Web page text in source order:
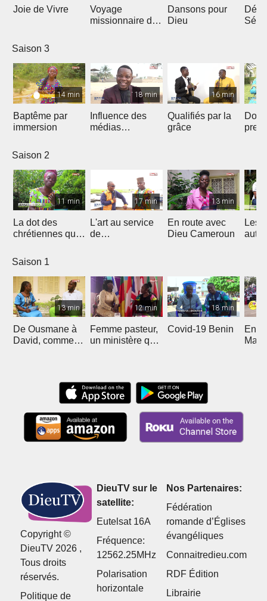
Joie de Vivre
Voyage
missionnaire de
Dansons pour
Dieu
Saison 3
14 min
Baptême par
immersion
18 min
Influence des
médias
16 min
Qualifiés par la
grâce
Saison 2
11 min
La dot des
chrétiennes qui
17 min
L'art au service
de
13 min
En route avec
Dieu Cameroun
Les
Saison 1
13 min
De Ousmane à
David, comment
12 min
Femme pasteur,
un ministère qui
18 min
Covid-19 Benin
En
Mali
Copyright ©
DieuTV 2026 ,
Tous droits
réservés.
Politique de
DieuTV sur le
satellite:
Eutelsat 16A
Fréquence:
12562.25MHz
Polarisation
horizontale
Nos Partenaires:
Fédération
romande d’Églises
évangéliques
Connaitredieu.com
RDF Édition
Librairie